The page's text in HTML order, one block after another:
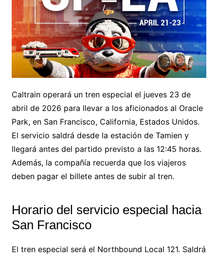
Caltrain operará un tren especial el jueves 23 de
abril de 2026 para llevar a los aficionados al Oracle
Park, en San Francisco, California, Estados Unidos.
El servicio saldrá desde la estación de Tamien y
llegará antes del partido previsto a las 12:45 horas.
Además, la compañía recuerda que los viajeros
deben pagar el billete antes de subir al tren.
Horario del servicio especial hacia
San Francisco
El tren especial será el Northbound Local 121. Saldrá